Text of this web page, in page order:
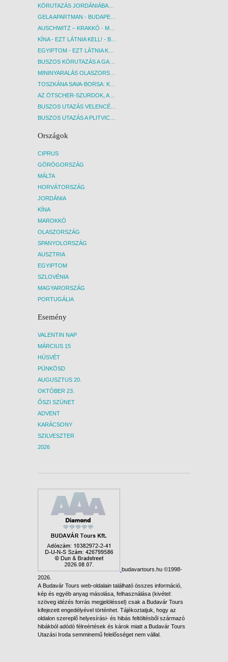
KÖRUTAZÁS JORDÁNIÁBAN, HOLT-TENGERI PIHENÉSSEL - BUDAPEST, REPÜLŐ
GELA APARTMAN - BUDAPEST, REPÜLŐ
AUSCHWITZ – KRAKKÓ - MEGRÁZÓ IDŐUTAZÁS! - BUDAPEST, BUSZ
KÍNA - EZT LÁTNIA KELL! - BUDAPEST, REPÜLŐ
EGYIPTOM - EZT LÁTNIA KELL! - BUDAPEST, REPÜLŐ
BUSZOS KÖRUTAZÁS A GARDA-TÓ KÖRNYÉKÉN - BUDAPEST, BUSZ
MININYARALÁS OLASZORSZÁGBAN: ÉSZAK-OLASZ GYÖNGYSZEMEK NYOMÁBAN - BUDAPEST, BUSZ
TOSZKÁNA SAVA-BORSA: KÓSTOLÓK ÉS KULTURÁLIS UTAZÁS - BUDAPEST, BUSZ
AZ ÖTSCHER-SZURDOK, AUSZTRIA GRAND CANYONJA - BUDAPEST, BUSZ
BUSZOS UTAZÁS VELENCÉBE - BUDAPEST, BUSZ
BUSZOS UTAZÁS A PLITVICEI-TAVAK NEMZETI PARKBA - BUDAPEST, BUSZ
Országok
CIPRUS
GÖRÖGORSZÁG
MÁLTA
HORVÁTORSZÁG
JORDÁNIA
KÍNA
MAROKKÓ
OLASZORSZÁG
SPANYOLORSZÁG
AUSZTRIA
EGYIPTOM
SZLOVÉNIA
MAGYARORSZÁG
PORTUGÁLIA
Esemény
VALENTIN NAP
MÁRCIUS 15
HÚSVÉT
PÜNKÖSD
AUGUSZTUS 20.
OKTÓBER 23.
ŐSZI SZÜNET
ADVENT
KARÁCSONY
SZILVESZTER
2026
budavartours.hu ©1998-
2026.
A Budavár Tours web-oldalain található összes információ,
kép és egyéb anyag másolása, felhasználása (kivétel:
szöveg idézés forrás megjelöléssel) csak a Budavár Tours
kifejezett engedélyével történhet. Tájékoztatjuk, hogy az
oldalon szereplő helyesírási- és hibás feltöltésből származó
hibákból adódó félreértések és károk miatt a Budavár Tours
Utazási Iroda semminemű felelősséget nem vállal.